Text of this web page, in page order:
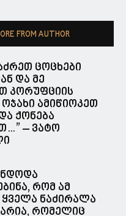
FROM AUTHOR
ცოცხები
და მე
კორუფციის
ამიწიოკეთ
ქონება
– ვატო
რომ ამ
ყველა ნაძირალა
რომელიც